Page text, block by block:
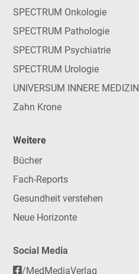
SPECTRUM Onkologie
SPECTRUM Pathologie
SPECTRUM Psychiatrie
SPECTRUM Urologie
UNIVERSUM INNERE MEDIZIN
Zahn Krone
Weitere
Bücher
Fach-Reports
Gesundheit verstehen
Neue Horizonte
Social Media
/MedMediaVerlag